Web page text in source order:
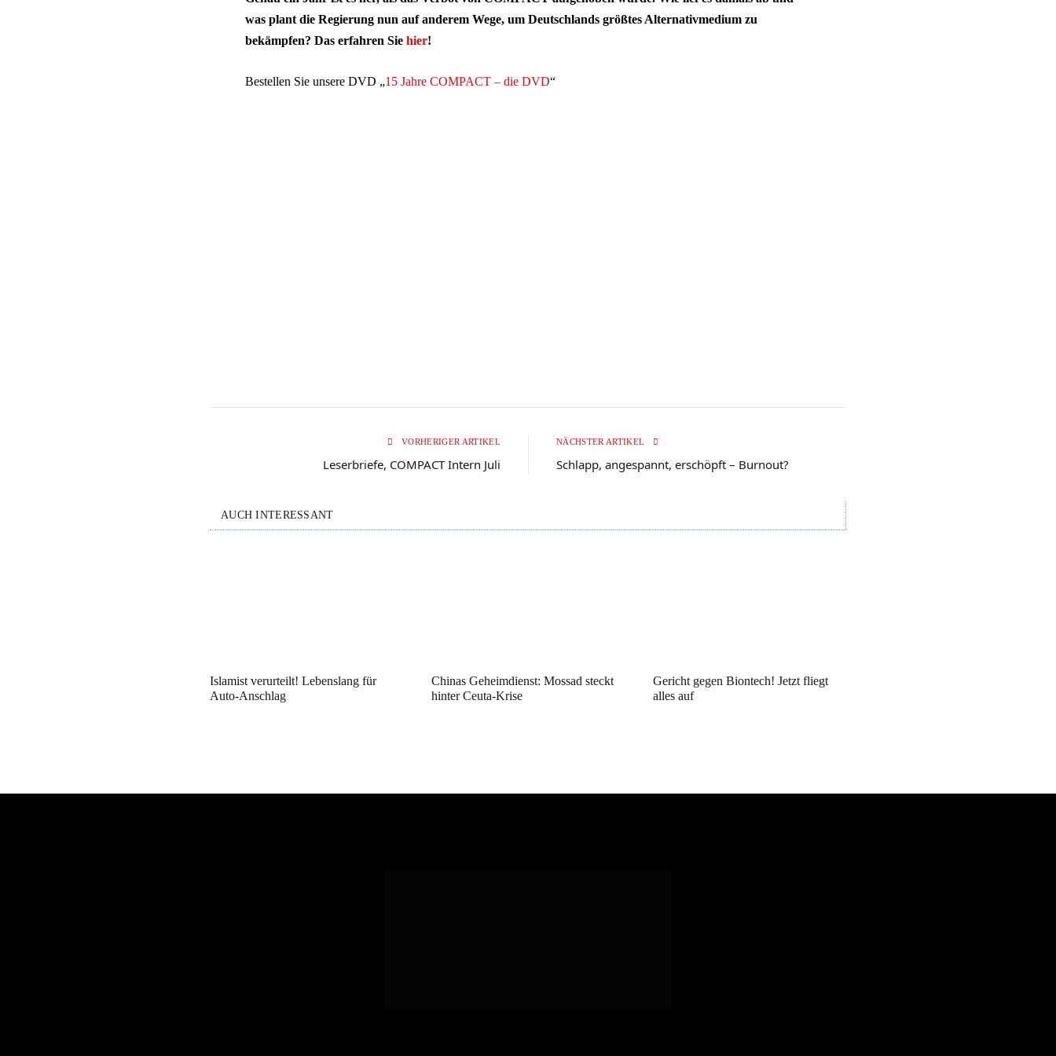
was plant die Regierung nun auf anderem Wege, um Deutschlands größtes Alternativmedium zu
bekämpfen? Das erfahren Sie hier!
Bestellen Sie unsere DVD „15 Jahre COMPACT – die DVD“
VORHERIGER ARTIKEL
Leserbriefe, COMPACT Intern Juli
NÄCHSTER ARTIKEL
Schlapp, angespannt, erschöpft – Burnout?
AUCH INTERESSANT
Islamist verurteilt! Lebenslang für
Auto-Anschlag
Chinas Geheimdienst: Mossad steckt
hinter Ceuta-Krise
Gericht gegen Biontech! Jetzt fliegt
alles auf